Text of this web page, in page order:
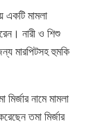
একটি মামলা
নারী ও শিশু
মারপিটসহ হুমকি
নামে মামলা
তমা মির্জার